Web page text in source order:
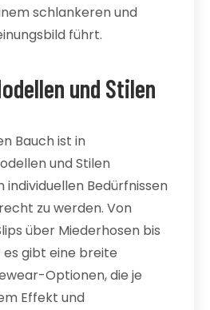
schlankeren und
führt.
und Stilen
Bauch ist in
und Stilen
individuellen Bedürfnissen
zu werden. Von
über Miederhosen bis
es gibt eine breite
Optionen, die je
Effekt und